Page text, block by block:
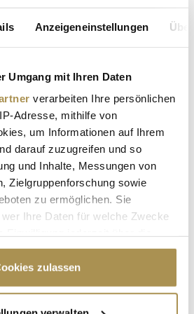
Anzeigeneinstellungen
Umgang mit Ihren Daten
verarbeiten Ihre persönlichen
Adresse, mithilfe von
um Informationen auf Ihrem
darauf zuzugreifen und so
und Inhalte, Messungen von
Zielgruppenforschung sowie
zu ermöglichen. Sie
Ihre Daten für welche Zwecke
durch Klicken auf das Privacy
oder widerrufen
zulassen
SUCHEN
aktuell?
LAUTSCHALTEN